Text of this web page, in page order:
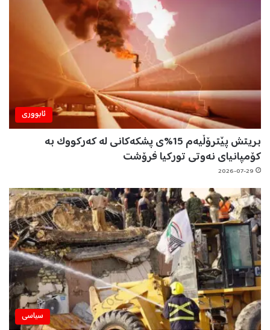
ئابووری
بریتش پێترۆڵیەم 15%ی پشکەکانی لە کەرکووک بە
کۆمپانیای نەوتی تورکیا فرۆشت
2026-07-29
سیاسی